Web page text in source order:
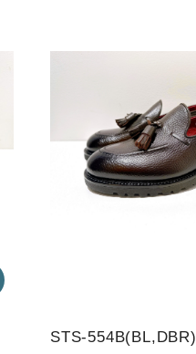
STS-554B(BL,DBR)